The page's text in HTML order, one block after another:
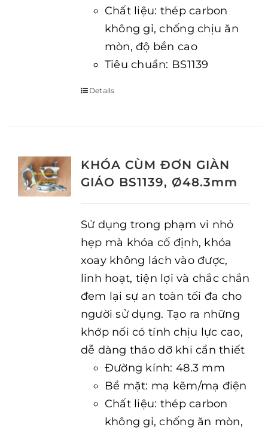
Chất liệu: thép carbon
không gỉ, chống chịu ăn
mòn, độ bền cao
Tiêu chuẩn: BS1139
Details
KHÓA CÙM ĐƠN GIÀN
GIÁO BS1139, Ø48.3mm
Sử dụng trong phạm vi nhỏ
hẹp mà khóa cố định, khóa
xoay không lách vào được,
linh hoạt, tiện lợi và chắc chắn
đem lại sự an toàn tối đa cho
người sử dụng. Tạo ra những
khớp nối có tính chịu lực cao,
dễ dàng tháo dỡ khi cần thiết
Đường kính: 48.3 mm
Bề mặt: mạ kẽm/mạ điện
Chất liệu: thép carbon
không gỉ, chống ăn mòn,